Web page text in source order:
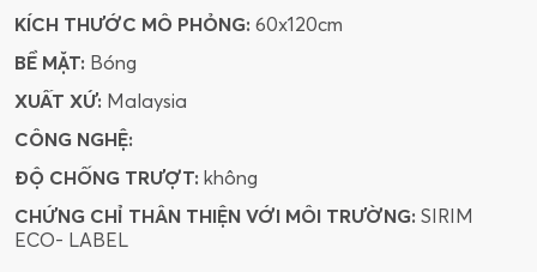
KÍCH THƯỚC MÔ PHỎNG: 60x120cm
BỀ MẶT: Bóng
XUẤT XỨ: Malaysia
CÔNG NGHỆ:
ĐỘ CHỐNG TRƯỢT: không
CHỨNG CHỈ THÂN THIỆN VỚI MÔI TRƯỜNG: SIRIM
ECO- LABEL